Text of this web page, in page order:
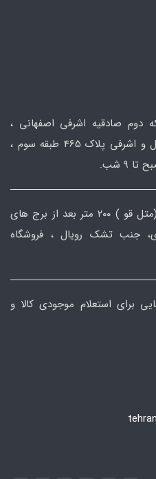
دوم صادقیه اشرفی اصفهانی ،
ابتدای جلال آل احمد ، نبش جلال و اشرفی پلاک 465 طبقه سوم ،
شعبه دوم : مازندران ، سلمانشهر (متل قو ) ۲۰۰ متر بعد از برج های
جنب تشک رویال ، فروشگاه
برای استعلام موجودی کالا و